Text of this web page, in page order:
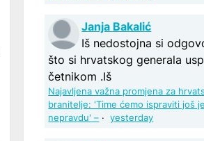
Janja Bakalić
Iš nedostojna si
što si hrvatskog generala
četnikom .Iš
Najavljena važna promjena za
branitelje: 'Time ćemo ispraviti još
nepravdu' – ·yesterday